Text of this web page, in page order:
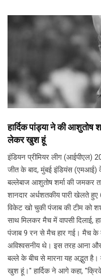
हार्दिक पांड्या ने की आशुतोष
लेकर खुश हूं
इंडियन प्रीमियर लीग (आईपीएल)
जीत के बाद, मुंबई इंडियंस (एमआई)
बल्लेबाज आशुतोष शर्मा की जमकर
शानदार अर्धशतकीय पारी खेलते
विकेट खो चुकी पंजाब की टीम को
साथ मिलकर मैच में वापसी दिलाई,
पंजाब 9 रन से मैच हार गई। मैच के
अविश्वसनीय थे। इस तरह आना
बल्ले के बीच से मारना यह अद्भुत
खुश हूं।" हार्दिक ने आगे कहा,